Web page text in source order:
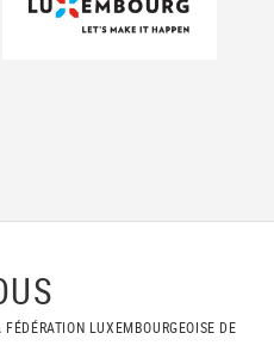
LUXEMBOURGEOISE DE